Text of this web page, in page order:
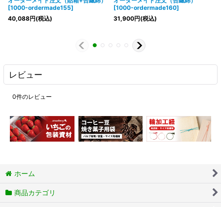
[1000-ordermade155]
40,088円(税込)
[1000-ordermade160]
31,900円(税込)
レビュー
0件のレビュー
ホーム
商品カテゴリ